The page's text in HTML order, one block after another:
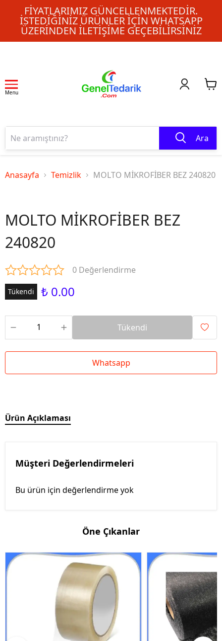
FIYATLARIMIZ GÜNCELLENMEKTEDIR.
İSTEDIĞINIZ ÜRÜNLER IÇIN WHATSAPP
ÜZERINDEN ILETIŞIME GEÇEBILIRSINIZ
Menu
Ara
Anasayfa Temizlik MOLTO MİKROFİBER BEZ 240820
MOLTO MİKROFİBER BEZ
240820
0 Değerlendirme
Tükendi ₺ 0.00
Tükendi
Whatsapp
Ürün Açıklaması
Müşteri Değerlendirmeleri
Bu ürün için değerlendirme yok
Öne Çıkanlar